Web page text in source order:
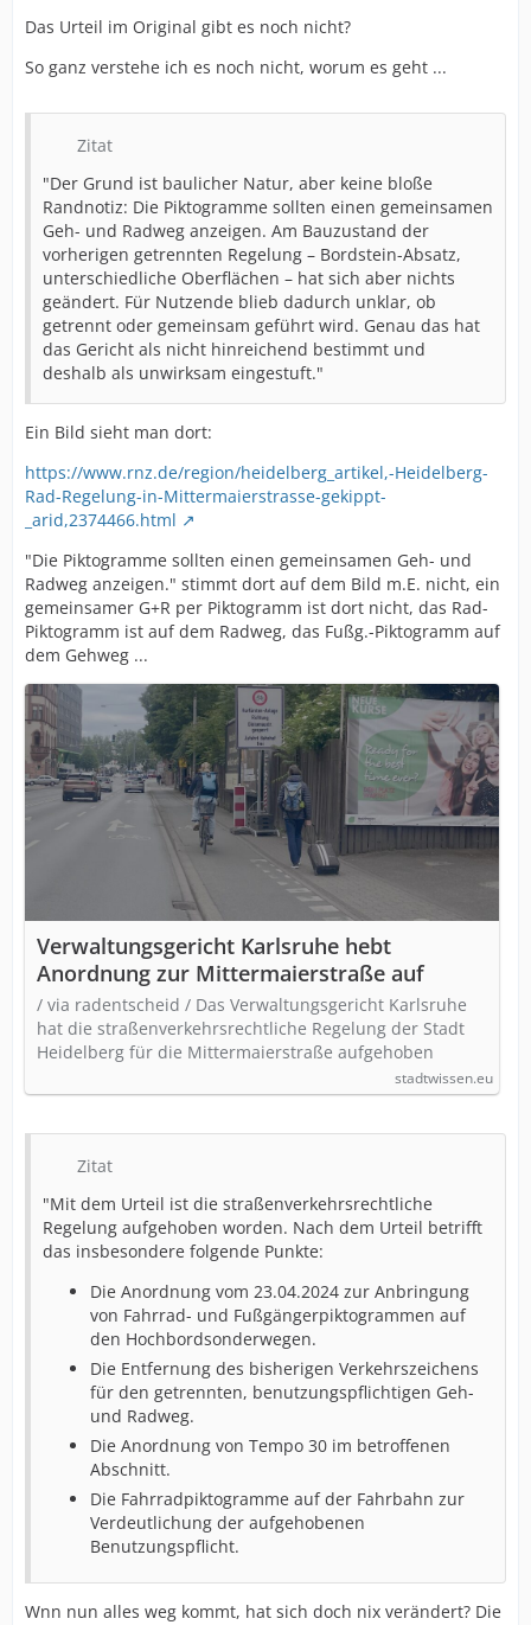
Das Urteil im Original gibt es noch nicht?
So ganz verstehe ich es noch nicht, worum es geht ...
Zitat
"Der Grund ist baulicher Natur, aber keine bloße
Randnotiz: Die Piktogramme sollten einen gemeinsamen
Geh- und Radweg anzeigen. Am Bauzustand der
vorherigen getrennten Regelung – Bordstein-Absatz,
unterschiedliche Oberflächen – hat sich aber nichts
geändert. Für Nutzende blieb dadurch unklar, ob
getrennt oder gemeinsam geführt wird. Genau das hat
das Gericht als nicht hinreichend bestimmt und
deshalb als unwirksam eingestuft."
Ein Bild sieht man dort:
https://www.rnz.de/region/heidelberg_artikel,-Heidelberg-
Rad-Regelung-in-Mittermaierstrasse-gekippt-
_arid,2374466.html
"Die Piktogramme sollten einen gemeinsamen Geh- und
Radweg anzeigen." stimmt dort auf dem Bild m.E. nicht, ein
gemeinsamer G+R per Piktogramm ist dort nicht, das Rad-
Piktogramm ist auf dem Radweg, das Fußg.-Piktogramm auf
dem Gehweg ...
Verwaltungsgericht Karlsruhe hebt
Anordnung zur Mittermaierstraße auf
/ via radentscheid / Das Verwaltungsgericht Karlsruhe
hat die straßenverkehrsrechtliche Regelung der Stadt
Heidelberg für die Mittermaierstraße aufgehoben
stadtwissen.eu
Zitat
"Mit dem Urteil ist die straßenverkehrsrechtliche
Regelung aufgehoben worden. Nach dem Urteil betrifft
das insbesondere folgende Punkte:
Die Anordnung vom 23.04.2024 zur Anbringung
von Fahrrad- und Fußgängerpiktogrammen auf
den Hochbordsonderwegen.
Die Entfernung des bisherigen Verkehrszeichens
für den getrennten, benutzungspflichtigen Geh-
und Radweg.
Die Anordnung von Tempo 30 im betroffenen
Abschnitt.
Die Fahrradpiktogramme auf der Fahrbahn zur
Verdeutlichung der aufgehobenen
Benutzungspflicht.
Wnn nun alles weg kommt, hat sich doch nix verändert? Die